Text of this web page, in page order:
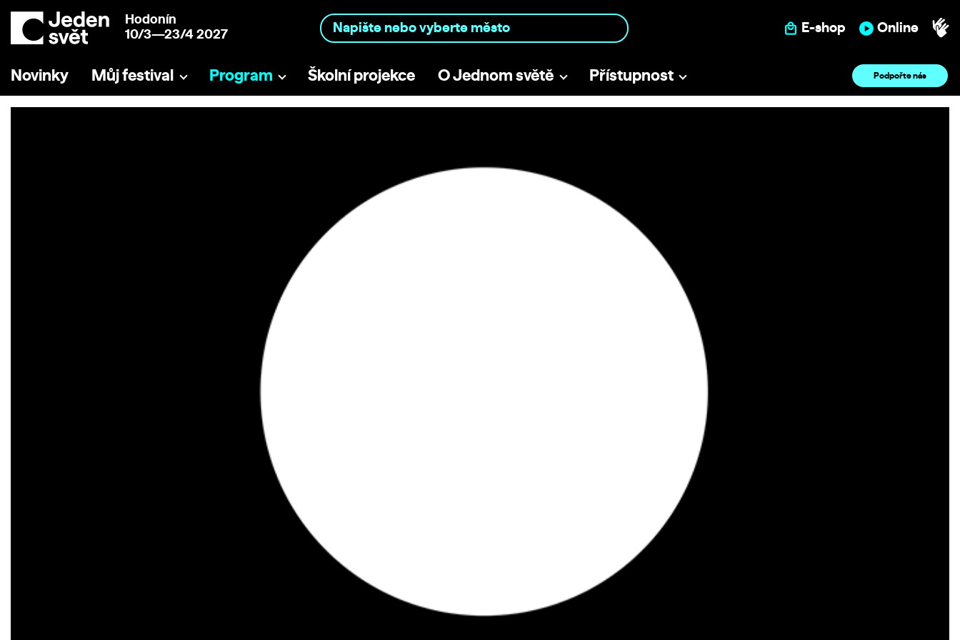
Hodonín
10/3—23/4 2027
E-shop Online
Novinky Můj festival Program Školní projekce O Jednom světě Přístupnost Podpořte nás